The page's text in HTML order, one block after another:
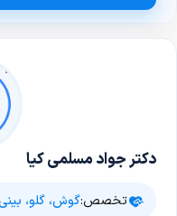
دکتر جواد مسلمی کیا
تخصص:گوش، گلو،